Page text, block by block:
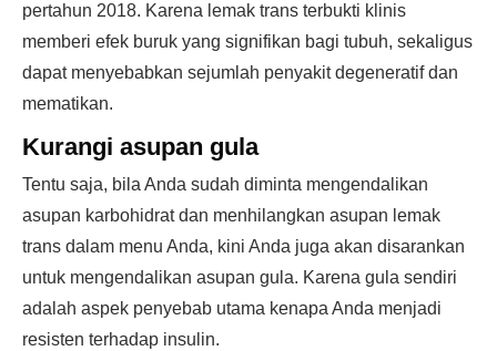
pertahun 2018. Karena lemak trans terbukti klinis
memberi efek buruk yang signifikan bagi tubuh, sekaligus
dapat menyebabkan sejumlah penyakit degeneratif dan
mematikan.
Kurangi asupan gula
Tentu saja, bila Anda sudah diminta mengendalikan
asupan karbohidrat dan menhilangkan asupan lemak
trans dalam menu Anda, kini Anda juga akan disarankan
untuk mengendalikan asupan gula. Karena gula sendiri
adalah aspek penyebab utama kenapa Anda menjadi
resisten terhadap insulin.